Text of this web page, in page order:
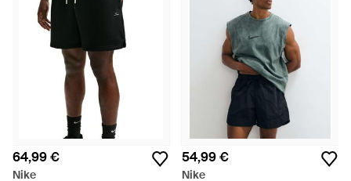
64,99 €
Nike
54,99 €
Nike